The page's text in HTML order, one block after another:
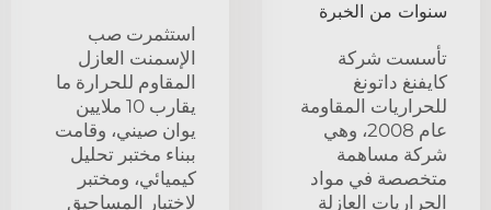
سنوات من الخبرة
تأسست شركة
كايفنغ داتونغ
للحراريات المقاومة
عام 2008، وهي
شركة مساهمة
متخصصة في مواد
الحراريات العازلة
استثمرت صب
الإسمنت العازل
المقاوم للحرارة ما
يقارب 10 ملايين
يوان صيني، وقامت
ببناء مختبر تحليل
كيميائي، ومختبر
لاختبار المساحيق